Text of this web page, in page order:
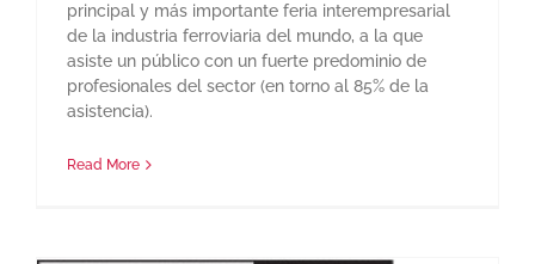
principal y más importante feria interempresarial
de la industria ferroviaria del mundo, a la que
asiste un público con un fuerte predominio de
profesionales del sector (en torno al 85% de la
asistencia).
Read More